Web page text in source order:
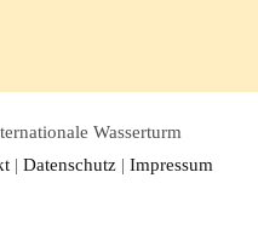
Wasserturm
| Datenschutz| Impressum